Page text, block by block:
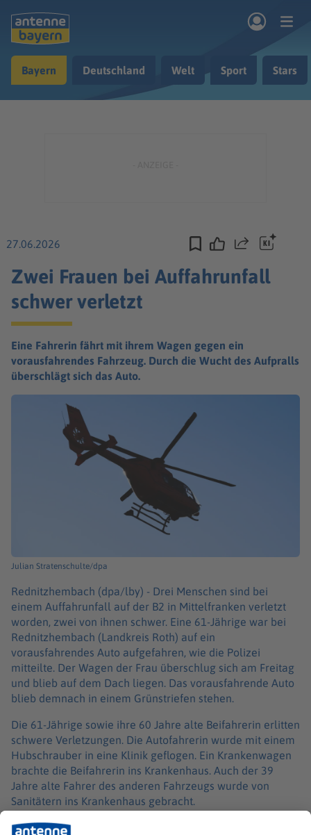
Musik & Radio
Bayern Deutschland Welt Sport Stars
27.06.2026 Teilen
Zwei Frauen bei Auffahrunfall
schwer verletzt
Eine Fahrerin fährt mit ihrem Wagen gegen ein
vorausfahrendes Fahrzeug. Durch die Wucht des Aufpralls
überschlägt sich das Auto.
Julian Stratenschulte/dpa
Rednitzhembach (dpa/lby) - Drei Menschen sind bei
einem Auffahrunfall auf der B2 in Mittelfranken verletzt
worden, zwei von ihnen schwer. Eine 61-Jährige war bei
Rednitzhembach (Landkreis Roth) auf ein
vorausfahrendes Auto aufgefahren, wie die Polizei
mitteilte. Der Wagen der Frau überschlug sich am Freitag
und blieb auf dem Dach liegen. Das vorausfahrende Auto
blieb demnach in einem Grünstriefen stehen.
Die 61-Jährige sowie ihre 60 Jahre alte Beifahrerin erlitten
schwere Verletzungen. Die Autofahrerin wurde mit einem
Hubschrauber in eine Klinik geflogen. Ein Krankenwagen
brachte die Beifahrerin ins Krankenhaus. Auch der 39
Jahre alte Fahrer des anderen Fahrzeugs wurde von
Sanitätern ins Krankenhaus gebracht.
Die Ermittler gehen von einem Gesamtschaden von rund